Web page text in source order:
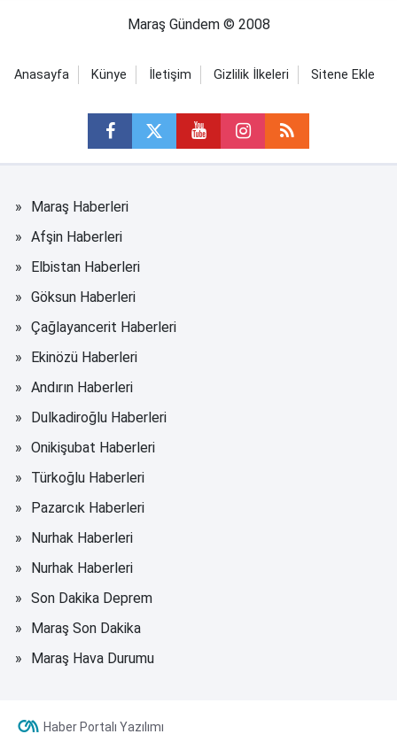
Maraş Gündem © 2008
Anasayfa Künye İletişim Gizlilik İlkeleri Sitene Ekle
Maraş Haberleri
Afşin Haberleri
Elbistan Haberleri
Göksun Haberleri
Çağlayancerit Haberleri
Ekinözü Haberleri
Andırın Haberleri
Dulkadiroğlu Haberleri
Onikişubat Haberleri
Türkoğlu Haberleri
Pazarcık Haberleri
Nurhak Haberleri
Nurhak Haberleri
Son Dakika Deprem
Maraş Son Dakika
Maraş Hava Durumu
Haber Portalı Yazılımı